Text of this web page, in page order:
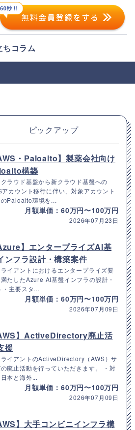
ちコラム
ピックアップ
・Paloalto】製薬会社向け
構築
クラウド基盤から新クラウド基盤への
アカウント移行に伴い、対象アカウント
Paloalto環境を...
月額単価：60万円〜100万円
2026年07月23日
】エンタープライズAI基
ンフラ設計・構築案件
ライアントにおけるエンタープライズ要
たしたAzure AI基盤インフラの設計・
・主要スタ...
月額単価：60万円〜100万円
2026年07月09日
】ActiveDirectory廃止活
援
ライアントのActiveDirectory（AWS）サ
廃止活動を行っていただきます。 ・対
本と海外...
月額単価：60万円〜100万円
2026年07月09日
】大手コンビニインフラ構